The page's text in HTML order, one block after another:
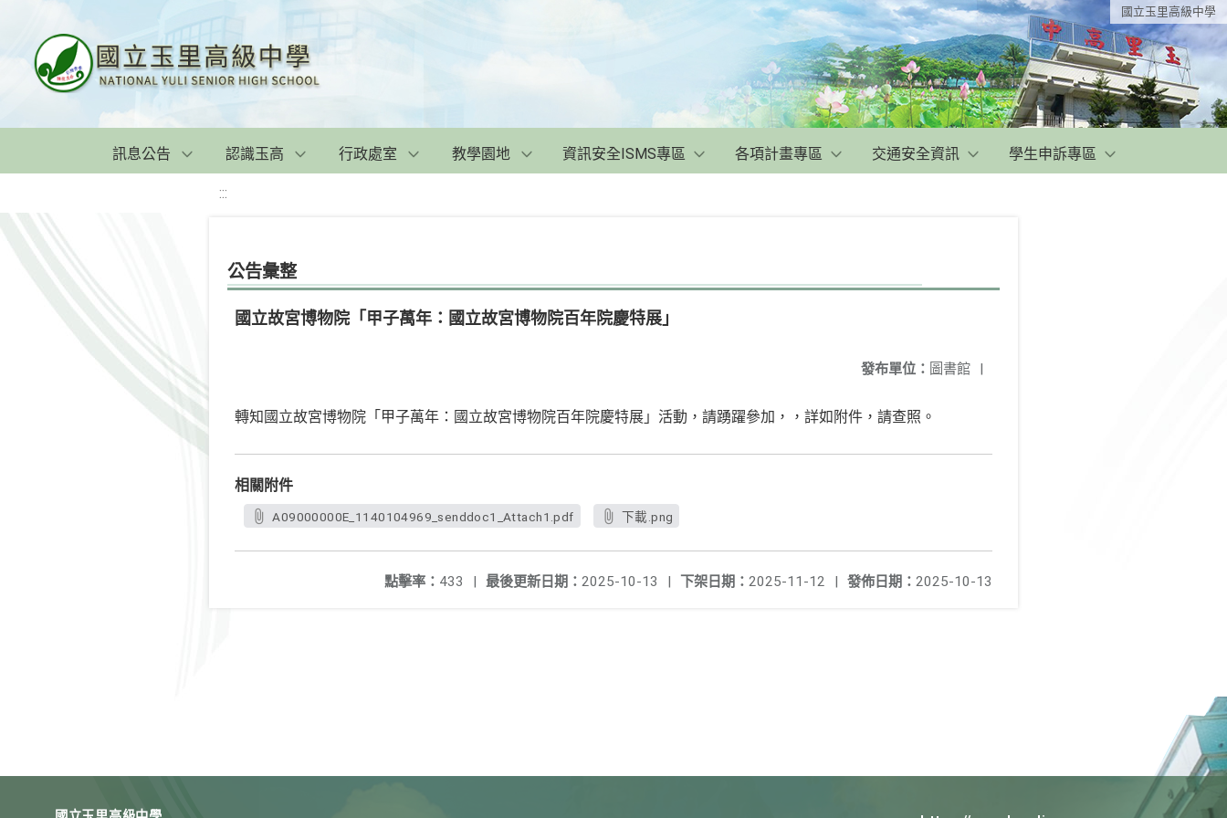
國立玉里高級中學
訊息公告 認識玉高 行政處室 教學園地 資訊安全ISMS專區 各項計畫專區 交通安全資訊 學生申訴專區
:::
公告彙整
國立故宮博物院「甲子萬年：國立故宮博物院百年院慶特展」
發布單位： 圖書館 |
轉知國立故宮博物院「甲子萬年：國立故宮博物院百年院慶特展」活動，請踴躍參加，，詳如附件，請查照。
相關附件
A09000000E_1140104969_senddoc1_Attach1.pdf 下載.png
發佈日期： 2025-10-13
下架日期： 2025-11-12 |
最後更新日期： 2025-10-13 |
點擊率： 433 |